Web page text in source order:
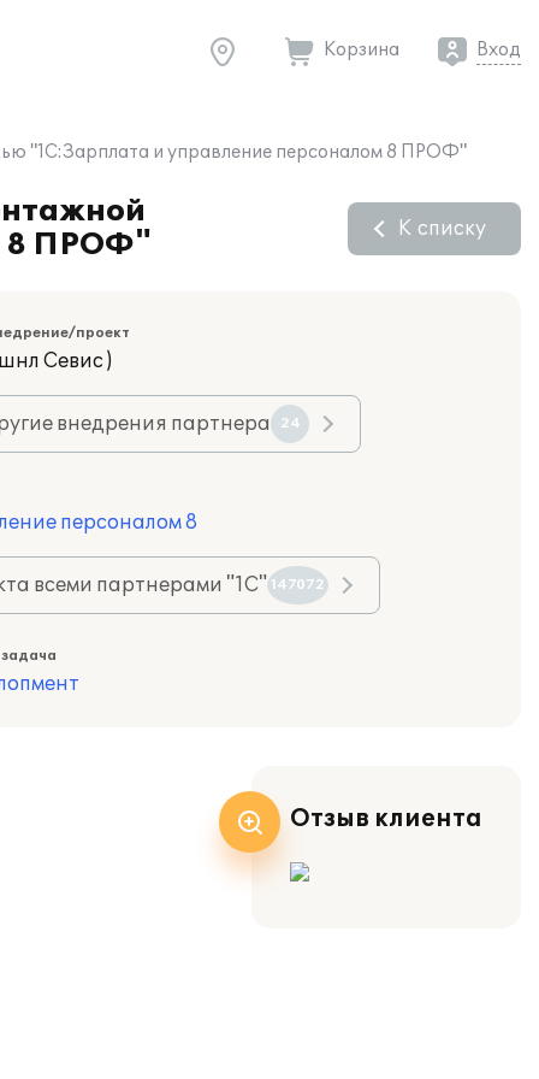
Корзина Вход
"1С:Зарплата и управление персоналом 8 ПРОФ"
8 ПРОФ"
К списку
проект
Севис )
внедрения партнера 24
персоналом 8
всеми партнерами "1С" 147072
Отзыв клиента